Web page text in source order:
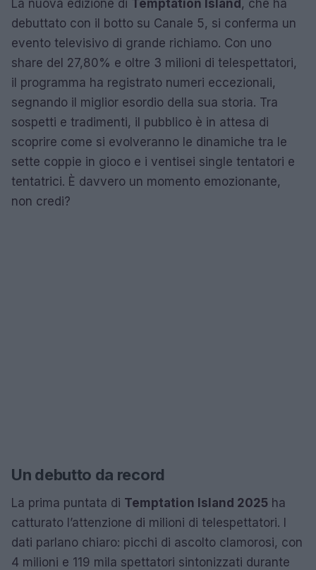
La nuova edizione di Temptation Island, che ha
debuttato con il botto su Canale 5, si conferma un
evento televisivo di grande richiamo. Con uno
share del 27,80% e oltre 3 milioni di telespettatori,
il programma ha registrato numeri eccezionali,
segnando il miglior esordio della sua storia. Tra
sospetti e tradimenti, il pubblico è in attesa di
scoprire come si evolveranno le dinamiche tra le
sette coppie in gioco e i ventisei single tentatori e
tentatrici. È davvero un momento emozionante,
non credi?
Un debutto da record
La prima puntata di Temptation Island 2025 ha
catturato l’attenzione di milioni di telespettatori. I
dati parlano chiaro: picchi di ascolto clamorosi, con
4 milioni e 119 mila spettatori sintonizzati durante